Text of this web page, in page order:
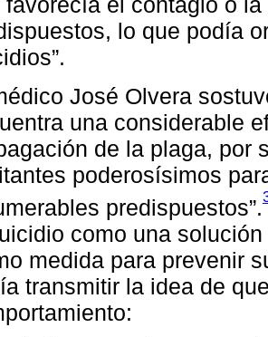
lo que podía
José Olvera
una considerable
de la plaga, por
poderosísimos
predispuestos”.
como una
medida para prevenir
transmitir la idea de